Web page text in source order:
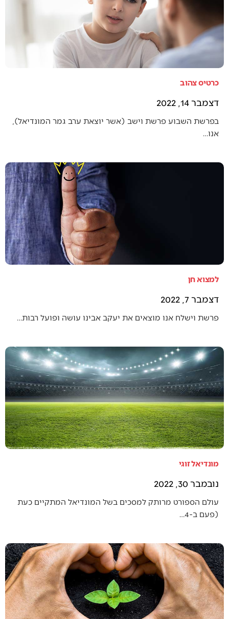
כרטיס צהוב
דצמבר 14, 2022
בפרשת השבוע פרשת וישב (אשר יוצאת ערב גמר המונדיאל),
אנו…
למצוא חן
דצמבר 7, 2022
פרשת וישלח אנו מוצאים את יעקב אבינו עושה ופועל רבות…
מונדיאל זוגי
נובמבר 30, 2022
עולם הספורט מרותק למסכים בשל המונדיאל המתקיים כעת
(פעם ב-4…